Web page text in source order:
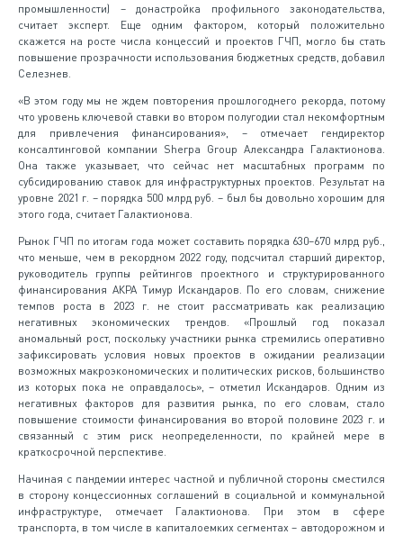
промышленности) – донастройка профильного законодательства,
считает эксперт. Еще одним фактором, который положительно
скажется на росте числа концессий и проектов ГЧП, могло бы стать
повышение прозрачности использования бюджетных средств, добавил
Селезнев.
«В этом году мы не ждем повторения прошлогоднего рекорда, потому
что уровень ключевой ставки во втором полугодии стал некомфортным
для привлечения финансирования», – отмечает гендиректор
консалтинговой компании Sherpa Group Александра Галактионова.
Она также указывает, что сейчас нет масштабных программ по
субсидированию ставок для инфраструктурных проектов. Результат на
уровне 2021 г. – порядка 500 млрд руб. – был бы довольно хорошим для
этого года, считает Галактионова.
Рынок ГЧП по итогам года может составить порядка 630–670 млрд руб.,
что меньше, чем в рекордном 2022 году, подсчитал старший директор,
руководитель группы рейтингов проектного и структурированного
финансирования АКРА Тимур Искандаров. По его словам, снижение
темпов роста в 2023 г. не стоит рассматривать как реализацию
негативных экономических трендов. «Прошлый год показал
аномальный рост, поскольку участники рынка стремились оперативно
зафиксировать условия новых проектов в ожидании реализации
возможных макроэкономических и политических рисков, большинство
из которых пока не оправдалось», – отметил Искандаров. Одним из
негативных факторов для развития рынка, по его словам, стало
повышение стоимости финансирования во второй половине 2023 г. и
связанный с этим риск неопределенности, по крайней мере в
краткосрочной перспективе.
Начиная с пандемии интерес частной и публичной стороны сместился
в сторону концессионных соглашений в социальной и коммунальной
инфраструктуре, отмечает Галактионова. При этом в сфере
транспорта, в том числе в капиталоемких сегментах – автодорожном и